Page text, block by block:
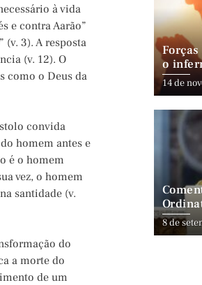
à vida
e contra Aarão”
(v. 3). A resposta
(v. 12). O
como o Deus da
convida
homem antes e
é o homem
vez, o homem
santidade (v.
do
a morte do
de um
o
14 de
8 de